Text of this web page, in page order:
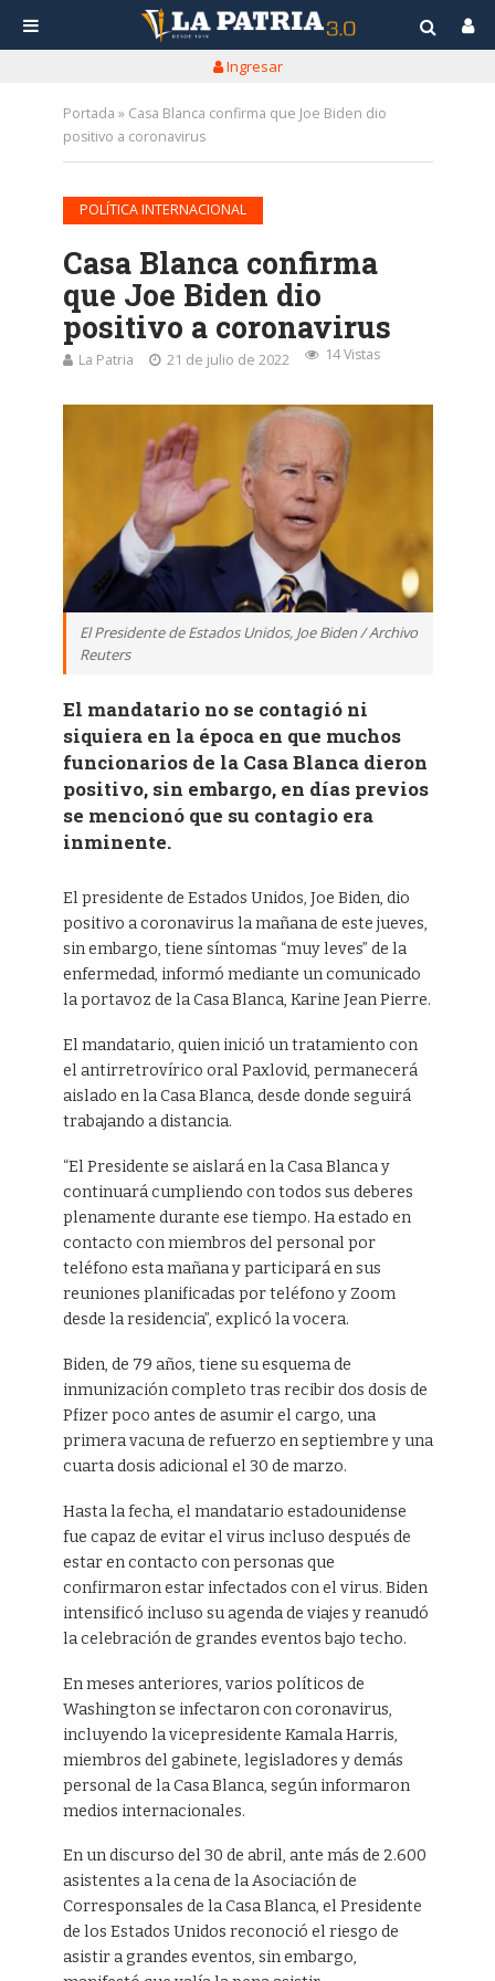
Ingresar
Portada » Casa Blanca confirma que Joe Biden dio
positivo a coronavirus
POLÍTICA INTERNACIONAL
Casa Blanca confirma
que Joe Biden dio
positivo a coronavirus
La Patria 21 de julio de 2022 14 Vistas
El Presidente de Estados Unidos, Joe Biden / Archivo
Reuters
El mandatario no se contagió ni
siquiera en la época en que muchos
funcionarios de la Casa Blanca dieron
positivo, sin embargo, en días previos
se mencionó que su contagio era
inminente.
El presidente de Estados Unidos, Joe Biden, dio
positivo a coronavirus la mañana de este jueves,
sin embargo, tiene síntomas “muy leves” de la
enfermedad, informó mediante un comunicado
la portavoz de la Casa Blanca, Karine Jean Pierre.
El mandatario, quien inició un tratamiento con
el antirretrovírico oral Paxlovid, permanecerá
aislado en la Casa Blanca, desde donde seguirá
trabajando a distancia.
“El Presidente se aislará en la Casa Blanca y
continuará cumpliendo con todos sus deberes
plenamente durante ese tiempo. Ha estado en
contacto con miembros del personal por
teléfono esta mañana y participará en sus
reuniones planificadas por teléfono y Zoom
desde la residencia”, explicó la vocera.
Biden, de 79 años, tiene su esquema de
inmunización completo tras recibir dos dosis de
Pfizer poco antes de asumir el cargo, una
primera vacuna de refuerzo en septiembre y una
cuarta dosis adicional el 30 de marzo.
Hasta la fecha, el mandatario estadounidense
fue capaz de evitar el virus incluso después de
estar en contacto con personas que
confirmaron estar infectados con el virus. Biden
intensificó incluso su agenda de viajes y reanudó
la celebración de grandes eventos bajo techo.
En meses anteriores, varios políticos de
Washington se infectaron con coronavirus,
incluyendo la vicepresidente Kamala Harris,
miembros del gabinete, legisladores y demás
personal de la Casa Blanca, según informaron
medios internacionales.
En un discurso del 30 de abril, ante más de 2.600
asistentes a la cena de la Asociación de
Corresponsales de la Casa Blanca, el Presidente
de los Estados Unidos reconoció el riesgo de
asistir a grandes eventos, sin embargo,